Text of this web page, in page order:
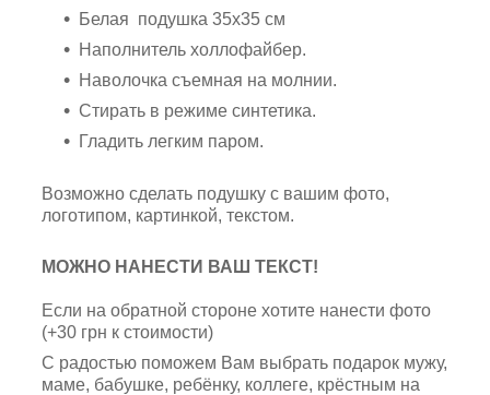
Белая подушка 35х35 см
Наполнитель холлофайбер.
Наволочка съемная на молнии.
Стирать в режиме синтетика.
Гладить легким паром.
Возможно сделать подушку с вашим фото,
логотипом, картинкой, текстом.
МОЖНО НАНЕСТИ ВАШ ТЕКСТ!
Если на обратной стороне хотите нанести фото
(+30 грн к стоимости)
С радостью поможем Вам выбрать подарок мужу,
маме, бабушке, ребёнку, коллеге, крёстным на